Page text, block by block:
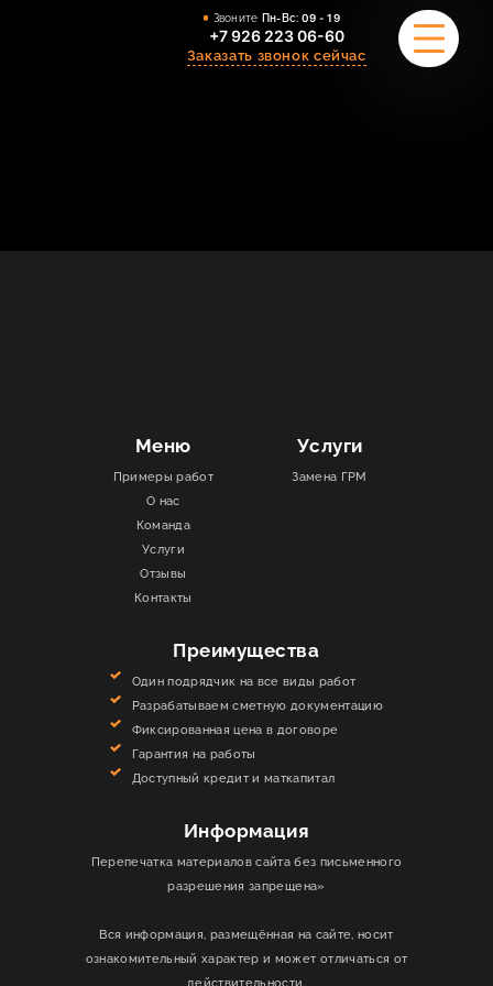
Звоните Пн-Вс: 09 - 19
+7 926 223 06-60
Заказать звонок сейчас
КОНТАКТЫМеню
Примеры работ
О нас
Команда
Услуги
Отзывы
Контакты
Услуги
Замена ГРМ
Преимущества
Один подрядчик на все виды работ
Разрабатываем сметную документацию
Фиксированная цена в договоре
Гарантия на работы
Доступный кредит и маткапитал
Информация
Перепечатка материалов сайта без письменного
разрешения запрещена»
Вся информация, размещённая на сайте, носит
ознакомительный характер и может отличаться от
действительности.